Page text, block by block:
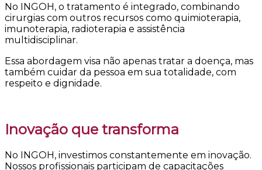
No INGOH, o tratamento é integrado, combinando
cirurgias com outros recursos como quimioterapia,
imunoterapia, radioterapia e assistência
multidisciplinar.
Essa abordagem visa não apenas tratar a doença, mas
também cuidar da pessoa em sua totalidade, com
respeito e dignidade.
Inovação que transforma
No INGOH, investimos constantemente em inovação.
Nossos profissionais participam de capacitações